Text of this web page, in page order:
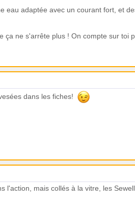
eau adaptée avec un courant fort, et
ça ne s'arrête plus ! On compte sur
dans les fiches!
l'action, mais collés à la vitre, les